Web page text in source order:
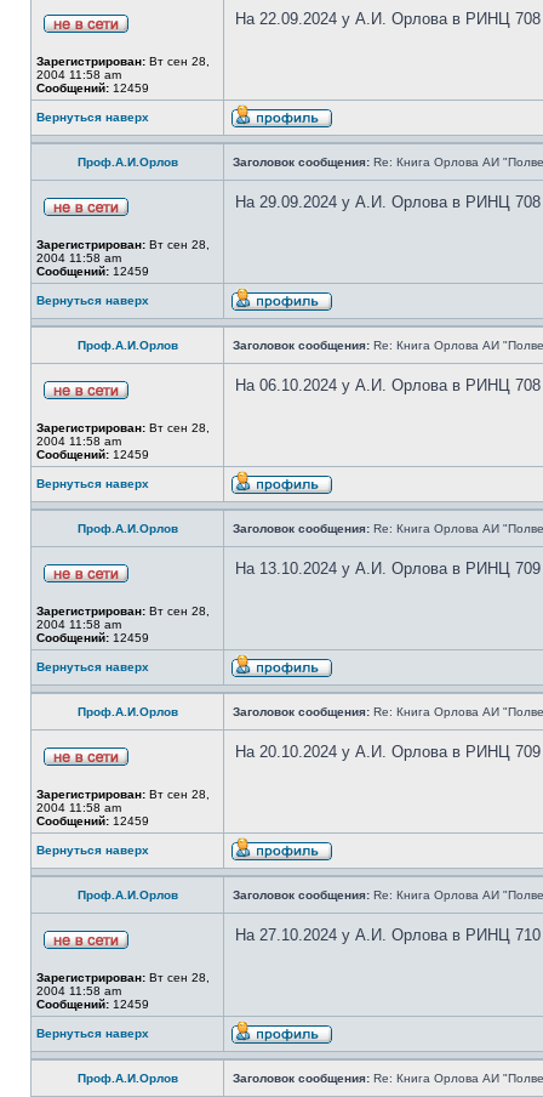
Зарегистрирован: Вт сен 28,
2004 11:58 am
Сообщений: 12459
На 22.09.2024 у А.И. Орлова в РИНЦ 708
Вернуться наверх
Проф.А.И.Орлов Заголовок сообщения: Re: Книга Орлова АИ
Зарегистрирован: Вт сен 28,
2004 11:58 am
Сообщений: 12459
На 29.09.2024 у А.И. Орлова в РИНЦ 708
Вернуться наверх
Проф.А.И.Орлов Заголовок сообщения: Re: Книга Орлова АИ
Зарегистрирован: Вт сен 28,
2004 11:58 am
Сообщений: 12459
На 06.10.2024 у А.И. Орлова в РИНЦ 708
Вернуться наверх
Проф.А.И.Орлов Заголовок сообщения: Re: Книга Орлова АИ
Зарегистрирован: Вт сен 28,
2004 11:58 am
Сообщений: 12459
На 13.10.2024 у А.И. Орлова в РИНЦ 709
Вернуться наверх
Проф.А.И.Орлов Заголовок сообщения: Re: Книга Орлова АИ
Зарегистрирован: Вт сен 28,
2004 11:58 am
Сообщений: 12459
На 20.10.2024 у А.И. Орлова в РИНЦ 709
Вернуться наверх
Проф.А.И.Орлов Заголовок сообщения: Re: Книга Орлова АИ
Зарегистрирован: Вт сен 28,
2004 11:58 am
Сообщений: 12459
На 27.10.2024 у А.И. Орлова в РИНЦ 710
Вернуться наверх
Проф.А.И.Орлов Заголовок сообщения: Re: Книга Орлова АИ